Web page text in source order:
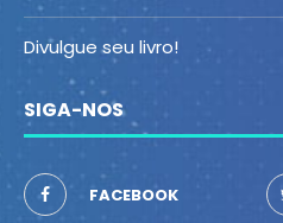
Divulgue seu livro!
SIGA-NOS
FACEBOOK